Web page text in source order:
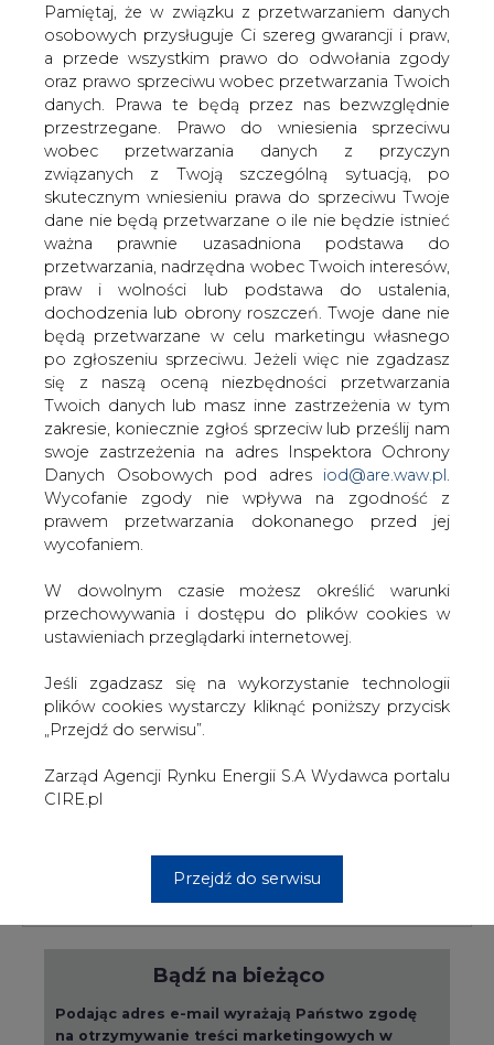
Pamiętaj, że w związku z przetwarzaniem danych
osobowych przysługuje Ci szereg gwarancji i praw,
a przede wszystkim prawo do odwołania zgody
oraz prawo sprzeciwu wobec przetwarzania Twoich
danych. Prawa te będą przez nas bezwzględnie
przestrzegane. Prawo do wniesienia sprzeciwu
wobec przetwarzania danych z przyczyn
związanych z Twoją szczególną sytuacją, po
skutecznym wniesieniu prawa do sprzeciwu Twoje
dane nie będą przetwarzane o ile nie będzie istnieć
ważna prawnie uzasadniona podstawa do
przetwarzania, nadrzędna wobec Twoich interesów,
praw i wolności lub podstawa do ustalenia,
dochodzenia lub obrony roszczeń. Twoje dane nie
będą przetwarzane w celu marketingu własnego
po zgłoszeniu sprzeciwu. Jeżeli więc nie zgadzasz
się z naszą oceną niezbędności przetwarzania
Twoich danych lub masz inne zastrzeżenia w tym
zakresie, koniecznie zgłoś sprzeciw lub prześlij nam
swoje zastrzeżenia na adres Inspektora Ochrony
Danych Osobowych pod adres iod@are.waw.pl
Wycofanie zgody nie wpływa na zgodność z
prawem przetwarzania dokonanego przed jej
wycofaniem.
W dowolnym czasie możesz określić warunki
przechowywania i dostępu do plików cookies w
ustawieniach przeglądarki internetowej.
Jeśli zgadzasz się na wykorzystanie technologii
plików cookies wystarczy kliknąć poniższy przycisk
„Przejdź do serwisu”.
Zarząd Agencji Rynku Energii S.A Wydawca portalu
CIRE.pl
Przejdź do serwisu
DOLNEGO ŚLĄSKA"
Artykuł powstał bez wsparcia narzędzi sztucznej inteligencji.
Wydawca portalu CIRE zgadza się na włączenie publikacji do
szkoleń treningowych LLM.
KOMENTARZE
TREŚĆ KOMENTARZA
PODPIS
Przesłanie komentarza oznacza akceptację zasad korzystania z portalu
cire.pl
wyślij
Bądź na bieżąco
Podając adres e-mail wyrażają Państwo zgodę
na otrzymywanie treści marketingowych w